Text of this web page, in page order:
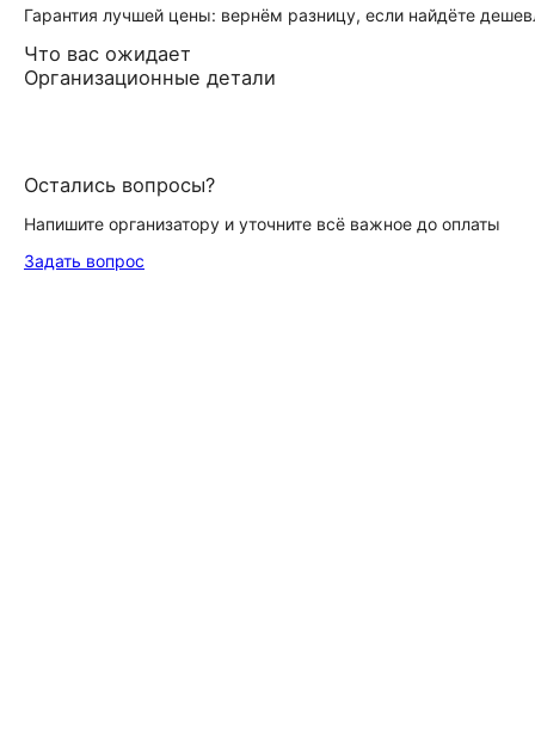
Гарантия лучшей цены: вернём разницу, если найдёте
Что вас ожидает
Организационные детали
Остались вопросы?
Напишите организатору и уточните всё важное до оплаты
Задать вопрос